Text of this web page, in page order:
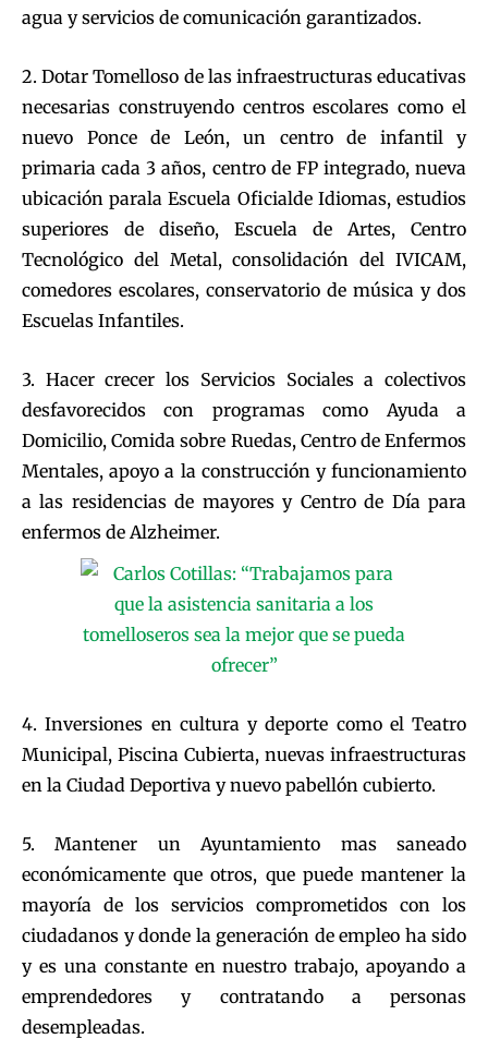
agua y servicios de comunicación garantizados.
2. Dotar Tomelloso de las infraestructuras educativas
necesarias construyendo centros escolares como el
nuevo Ponce de León, un centro de infantil y
primaria cada 3 años, centro de FP integrado, nueva
ubicación parala Escuela Oficialde Idiomas, estudios
superiores de diseño, Escuela de Artes, Centro
Tecnológico del Metal, consolidación del IVICAM,
comedores escolares, conservatorio de música y dos
Escuelas Infantiles.
3. Hacer crecer los Servicios Sociales a colectivos
desfavorecidos con programas como Ayuda a
Domicilio, Comida sobre Ruedas, Centro de Enfermos
Mentales, apoyo a la construcción y funcionamiento
a las residencias de mayores y Centro de Día para
enfermos de Alzheimer.
4. Inversiones en cultura y deporte como el Teatro
Municipal, Piscina Cubierta, nuevas infraestructuras
en la Ciudad Deportiva y nuevo pabellón cubierto.
5. Mantener un Ayuntamiento mas saneado
económicamente que otros, que puede mantener la
mayoría de los servicios comprometidos con los
ciudadanos y donde la generación de empleo ha sido
y es una constante en nuestro trabajo, apoyando a
emprendedores y contratando a personas
desempleadas.